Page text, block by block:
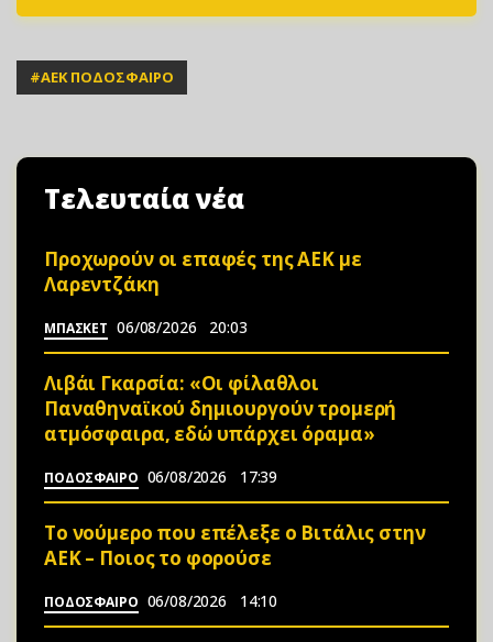
#ΑΕΚ ΠΟΔΟΣΦΑΙΡΟ
Τελευταία νέα
Προχωρούν οι επαφές της ΑΕΚ με
Λαρεντζάκη
ΜΠΑΣΚΕΤ 06/08/2026 20:03
Λιβάι Γκαρσία: «Οι φίλαθλοι
Παναθηναϊκού δημιουργούν τρομερή
ατμόσφαιρα, εδώ υπάρχει όραμα»
ΠΟΔΟΣΦΑΙΡΟ 06/08/2026 17:39
Το νούμερο που επέλεξε ο Βιτάλις στην
ΑΕΚ – Ποιος το φορούσε
ΠΟΔΟΣΦΑΙΡΟ 06/08/2026 14:10